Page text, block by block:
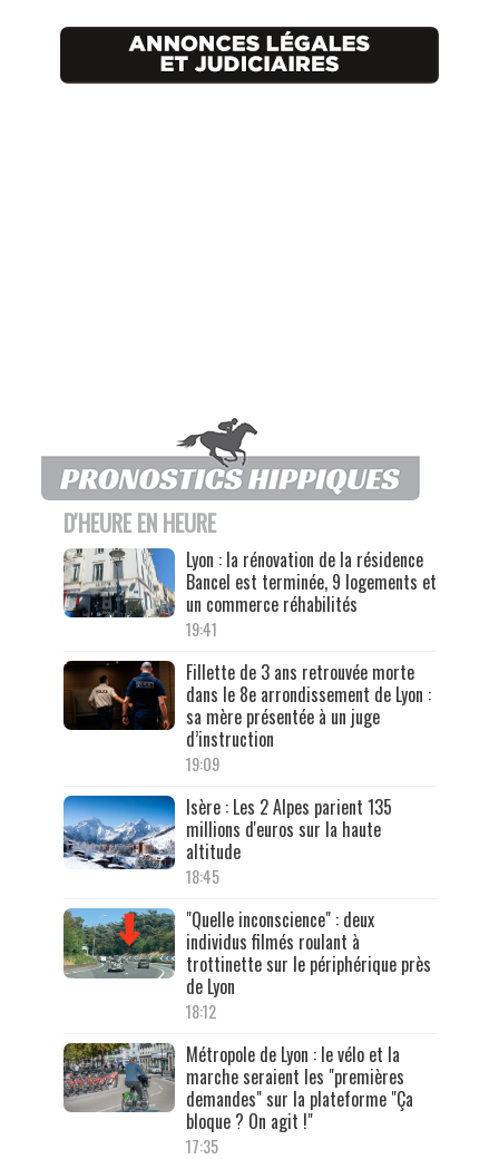
D'HEURE EN HEURE
Lyon : la rénovation de la résidence
Bancel est terminée, 9 logements et
un commerce réhabilités
19:41
Fillette de 3 ans retrouvée morte
dans le 8e arrondissement de Lyon :
sa mère présentée à un juge
d’instruction
19:09
Isère : Les 2 Alpes parient 135
millions d'euros sur la haute
altitude
18:45
"Quelle inconscience" : deux
individus filmés roulant à
trottinette sur le périphérique près
de Lyon
18:12
Métropole de Lyon : le vélo et la
marche seraient les "premières
demandes" sur la plateforme "Ça
bloque ? On agit !"
17:35